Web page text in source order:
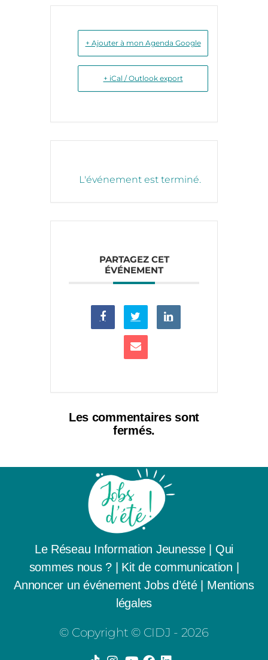
+ Ajouter à mon Agenda Google
+ iCal / Outlook export
L'événement est terminé.
PARTAGEZ CET
ÉVÉNEMENT
Les commentaires sont
fermés.
Le Réseau Information Jeunesse| Qui
sommes nous ? | Kit de communication |
Annoncer un événement Jobs d’été| Mentions
légales
© Copyright © CIDJ - 2026